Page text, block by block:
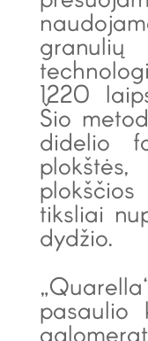
1220
Šio
didelio
tiksliai
dydžio.
pasaulio